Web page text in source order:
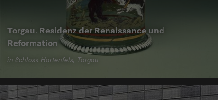
Torgau. Residenz der Renaissance und
Reformation
in Schloss Hartenfels, Torgau